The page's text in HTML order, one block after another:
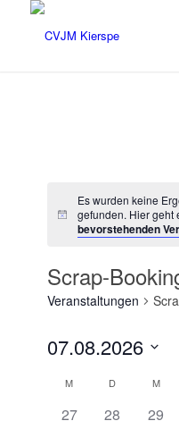
Es wurden keine
gefunden. Hier geht
bevorstehenden
Scrap-
Veranstaltungen
07.08.2026
wählen.Kalender
M D M
0
27
0
28
0
29